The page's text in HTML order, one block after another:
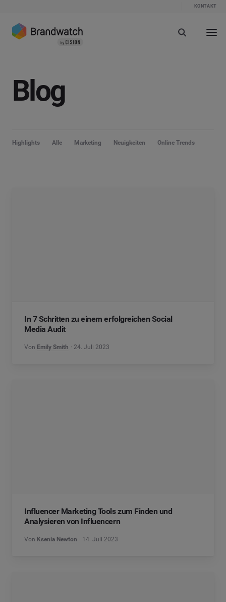
KONTAKT
Blog
Highlights Alle Marketing Neuigkeiten Online Trends
In 7 Schritten zu einem erfolgreichen Social
Media Audit
Von Emily Smith 24. Juli 2023
Influencer Marketing Tools zum Finden und
Analysieren von Influencern
Von Ksenia Newton 14. Juli 2023